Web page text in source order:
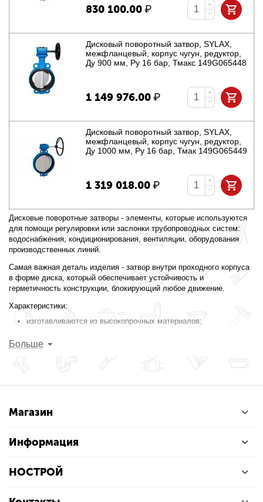
Дисковые поворотные затворы - элементы, которые используются
для помощи регулировки или заслонки трубопроводных систем:
водоснабжения, кондиционирования, вентиляции, оборудования
производственных линий.
Самая важная деталь изделия - затвор внутри проходного корпуса
в форме диска, который обеспечивает устойчивость и
герметичность конструкции, блокирующий любое движение.
Характеристики:
изготавливаются из высокопрочных материалов;
износостойкую поверхность;
оснащены резиновым уплотнением;
устройство легко монтируется.
Вы можете выбрать и заказать необходимый товар на сайте
Больше
830 100.00₽
+
−
Дисковый поворотный затвор, SYLAX,
межфланцевый, корпус чугун, редуктор,
Ду 900 мм, Ру 16 бар, Тмакс 149G065448
1 149 976.00₽
+
−
Дисковый поворотный затвор, SYLAX,
межфланцевый, корпус чугун, редуктор,
Ду 1000 мм, Ру 16 бар, Тмак 149G065449
1 319 018.00₽
+
−
Магазин
Информация
НОСТРОЙ